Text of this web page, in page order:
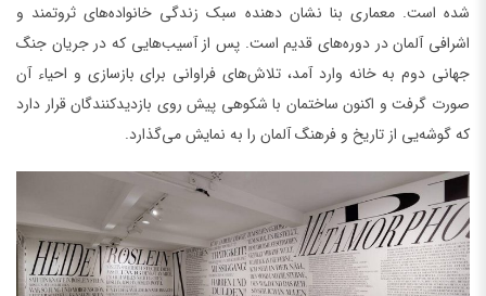
شده است. معماری بنا نشان دهنده سبک زندگی خانواده‌های ثروتمند و
اشرافی آلمان در دوره‌های قدیم است. پس از آسیب‌هایی که در جریان جنگ
جهانی دوم به خانه وارد آمد، تلاش‌های فراوانی برای بازسازی و احیاء آن
صورت گرفت و اکنون ساختمان با شکوهی پیش روی بازدیدکنندگان قرار دارد
که گوشه‌یی از تاریخ و فرهنگ آلمان را به نمایش می‌گذارد.